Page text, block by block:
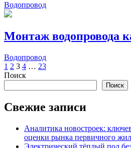
Водопровод
Монтаж водопровода
Водопровод
Пагинация
записей
1 2 3 4 … 23
Поиск
Поиск
Свежие записи
Аналитика новостроек:
оценки рынка первичного
Электрический тёплый пол